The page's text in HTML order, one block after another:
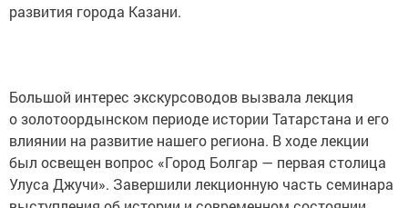
развития города Казани.
Большой интерес экскурсоводов вызвала лекция
о золотоордынском периоде истории Татарстана и его
влиянии на развитие нашего региона. В ходе лекции
был освещен вопрос «Город Болгар — первая столица
Улуса Джучи». Завершили лекционную часть семинара